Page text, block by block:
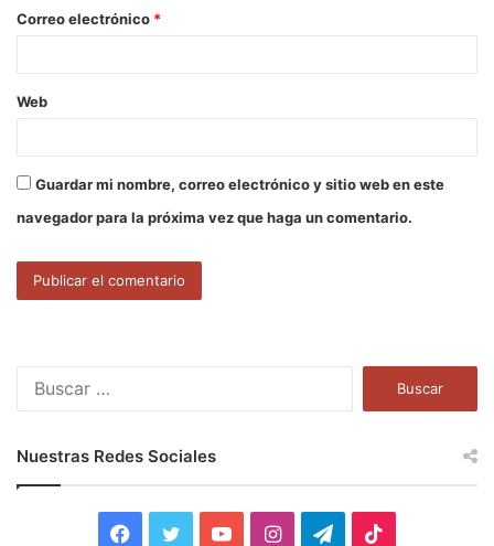
*
Correo electrónico *
Web
Guardar mi nombre, correo electrónico y sitio web en este
navegador para la próxima vez que haga un comentario.
r
:
Nuestras Redes Sociales
I